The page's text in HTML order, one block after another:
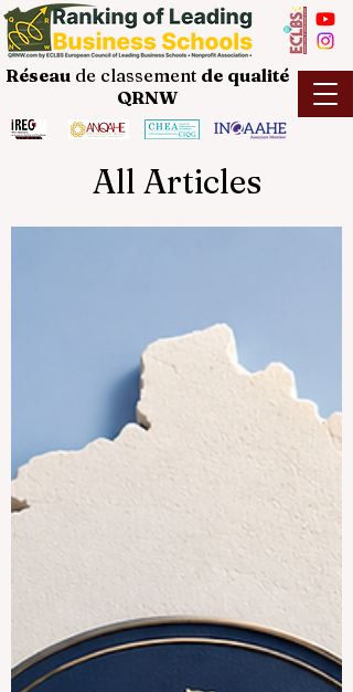
Réseau de classement de qualité
QRNW
All Articles